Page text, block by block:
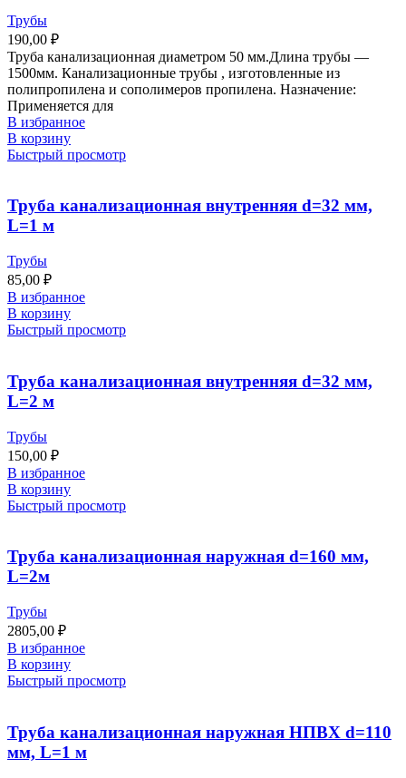
Трубы
190,00 ₽
Труба канализационная диаметром 50 мм.Длина трубы —
1500мм. Канализационные трубы , изготовленные из
полипропилена и сополимеров пропилена. Назначение:
Применяется для
В избранное
В корзину
Быстрый просмотр
Труба канализационная внутренняя d=32 мм,
L=1 м
Трубы
85,00 ₽
В избранное
В корзину
Быстрый просмотр
Труба канализационная внутренняя d=32 мм,
L=2 м
Трубы
150,00 ₽
В избранное
В корзину
Быстрый просмотр
Труба канализационная наружная d=160 мм,
L=2м
Трубы
2805,00 ₽
В избранное
В корзину
Быстрый просмотр
Труба канализационная наружная НПВХ d=110
мм, L=1 м